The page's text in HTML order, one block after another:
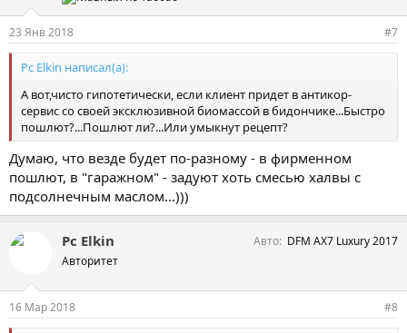
23 Янв 2018 #7
Pc Elkin написал(а):
А вот,чисто гипотетически, если клиент придет в антикор-
сервис со своей эксклюзивной биомассой в бидончике...Быстро
пошлют?...Пошлют ли?...Или умыкнут рецепт?
Думаю, что везде будет по-разному - в фирменном
пошлют, в "гаражном" - задуют хоть смесью халвы с
подсолнечным маслом...)))
Pc Elkin
Авторитет
Авто DFM AX7 Luxury 2017
16 Мар 2018 #8